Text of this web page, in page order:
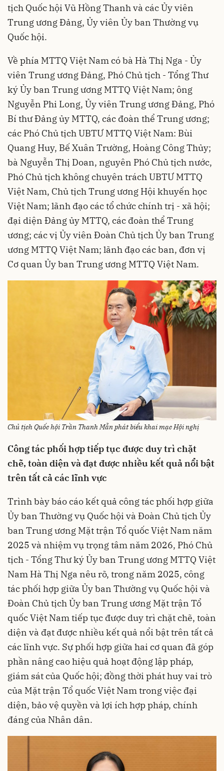
tịch Quốc hội Vũ Hồng Thanh và các Ủy viên
Trung ương Đảng, Ủy viên Ủy ban Thường vụ
Quốc hội.
Về phía MTTQ Việt Nam có bà Hà Thị Nga - Ủy
viên Trung ương Đảng, Phó Chủ tịch - Tổng Thư
ký Ủy ban Trung ương MTTQ Việt Nam; ông
Nguyễn Phi Long, Ủy viên Trung ương Đảng, Phó
Bí thư Đảng ủy MTTQ, các đoàn thể Trung ương;
các Phó Chủ tịch UBTƯ MTTQ Việt Nam: Bùi
Quang Huy, Bế Xuân Trường, Hoàng Công Thủy;
bà Nguyễn Thị Doan, nguyên Phó Chủ tịch nước,
Phó Chủ tịch không chuyên trách UBTƯ MTTQ
Việt Nam, Chủ tịch Trung ương Hội khuyến học
Việt Nam; lãnh đạo các tổ chức chính trị - xã hội;
đại diện Đảng ủy MTTQ, các đoàn thể Trung
ương; các vị Ủy viên Đoàn Chủ tịch Ủy ban Trung
ương MTTQ Việt Nam; lãnh đạo các ban, đơn vị
Cơ quan Ủy ban Trung ương MTTQ Việt Nam.
Chủ tịch Quốc hội Trần Thanh Mẫn phát biểu khai mạc Hội nghị
Công tác phối hợp tiếp tục được duy trì chặt
chẽ, toàn diện và đạt được nhiều kết quả nổi bật
trên tất cả các lĩnh vực
Trình bày báo cáo kết quả công tác phối hợp giữa
Ủy ban Thường vụ Quốc hội và Đoàn Chủ tịch Ủy
ban Trung ương Mặt trận Tổ quốc Việt Nam năm
2025 và nhiệm vụ trọng tâm năm 2026, Phó Chủ
tịch - Tổng Thư ký Ủy ban Trung ương MTTQ Việt
Nam Hà Thị Nga nêu rõ, trong năm 2025, công
tác phối hợp giữa Ủy ban Thường vụ Quốc hội và
Đoàn Chủ tịch Ủy ban Trung ương Mặt trận Tổ
quốc Việt Nam tiếp tục được duy trì chặt chẽ, toàn
diện và đạt được nhiều kết quả nổi bật trên tất cả
các lĩnh vực. Sự phối hợp giữa hai cơ quan đã góp
phần nâng cao hiệu quả hoạt động lập pháp,
giám sát của Quốc hội; đồng thời phát huy vai trò
của Mặt trận Tổ quốc Việt Nam trong việc đại
diện, bảo vệ quyền và lợi ích hợp pháp, chính
đáng của Nhân dân.